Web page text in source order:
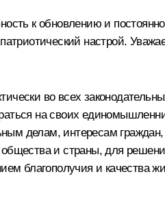
к обновлению и
настрой.
во всех
на своих
делам, интересам граждан,
и страны, для
благополучия и качества